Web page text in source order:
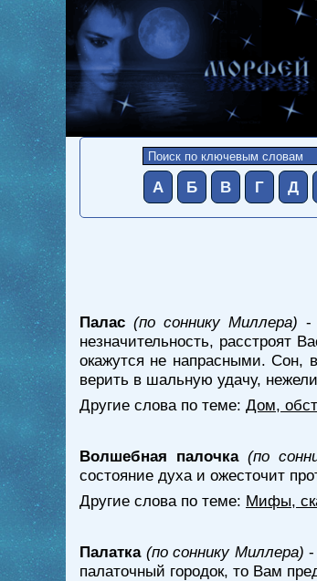
А Б В Г Д
Палас (по соннику Миллера) -
незначительность, расстроят
окажутся не напрасными. Сон,
верить в шальную удачу,
Другие слова по теме: Дом,
Волшебная палочка (по
состояние духа и ожесточит
Другие слова по теме: Мифы,
Палатка (по соннику Миллера) -
палаточный городок, то Вам